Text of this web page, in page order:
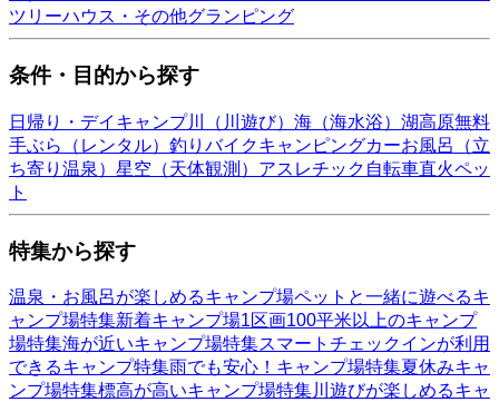
ツリーハウス・その他グランピング
条件・目的から探す
日帰り・デイキャンプ川（川遊び） 海（海水浴） 湖高原無料
手ぶら（レンタル） 釣り バイクキャンピングカーお風呂（立
ち寄り温泉） 星空（天体観測） アスレチック 自転車直火ペッ
ト
特集から探す
温泉・お風呂が楽しめるキャンプ場ペットと一緒に遊べるキ
ャンプ場特集新着キャンプ場1区画100平米以上のキャンプ
場特集海が近いキャンプ場特集スマートチェックインが利用
できるキャンプ特集雨でも安心！キャンプ場特集夏休みキャ
ンプ場特集標高が高いキャンプ場特集川遊びが楽しめるキャ